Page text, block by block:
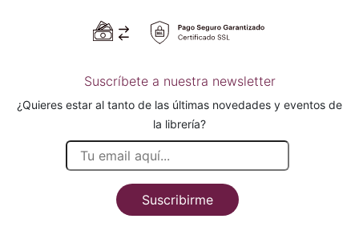
Suscríbete a nuestra newsletter
¿Quieres estar al tanto de las últimas novedades y eventos de
la librería?
Suscribirme